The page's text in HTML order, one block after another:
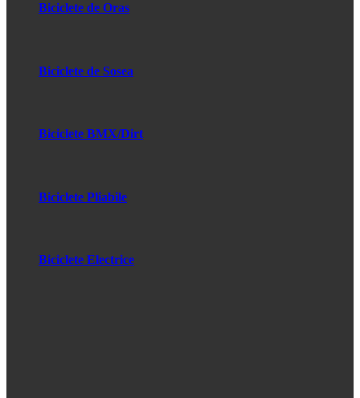
Biciclete de Oras
Biciclete de Sosea
Biciclete BMX/Dirt
Biciclete Pliabile
Biciclete Electrice